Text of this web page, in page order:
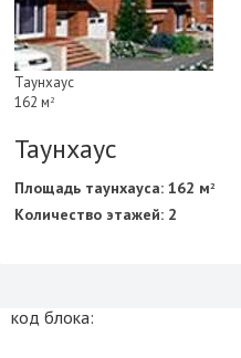
Таунхаус
162 м 2
Таунхаус
Площадь таунхауса: 162 м2
Количество этажей: 2
код блока: